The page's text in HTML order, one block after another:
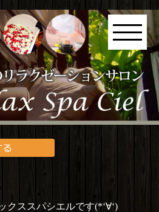
クススパシエルです(*‘∀‘)